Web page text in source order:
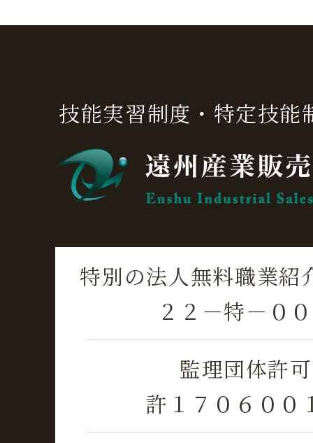
技能実習制度・特定技能
特別の法人無料職業紹
２２－特－０
監理団体許
許１７０６００